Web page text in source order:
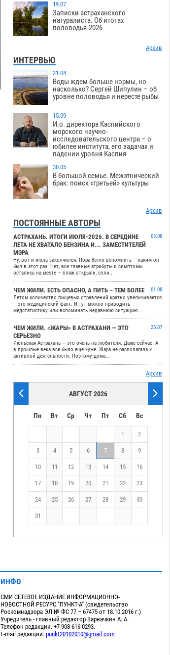
19.07
Записки астраханского
натуралиста. Об итогах
половодья-2026
Архив
ИНТЕРВЬЮ
21.04
Воды ждем больше нормы, но
насколько? Сергей Шипулин – об
уровне половодья и нересте рыбы
15.09
И.о. директора Каспийского
морского научно-
исследовательского центра – о
юбилее института, его задачах и
падении уровня Каспия
30.05
В большой семье. Межэтнический
брак: поиск «третьей» культуры
Архив
ПОСТОЯННЫЕ АВТОРЫ
АСТРАХАНЬ. ИТОГИ ИЮЛЯ-2026. В СЕРЕДИНЕ
ЛЕТА НЕ ХВАТАЛО БЕНЗИНА И… ЗАМЕСТИТЕЛЕЙ
МЭРА
03.08
Ну, вот и июль закончился. Пора бегло вспомнить — каким он
был в этот раз. Нет, все главные атрибуты и симптомы
остались на месте — пляж открыли, спли...
ЧЕМ ЖИЛИ. ЕСТЬ ОПАСНО, А ПИТЬ – ТЕМ БОЛЕЕ
01.08
Летом количество пищевых отравлений кратно увеличивается
– это медицинский факт. И тут можно приводить
медстатистику или вспоминать недавнюю ситуацию ...
ЧЕМ ЖИЛИ. «ЖАРЫ» В АСТРАХАНИ — ЭТО
СЕРЬЕЗНО
25.07
Июльская Астрахань — это очень на любителя. Даже сейчас. А
в прошлые века все было еще хуже. Жара не располагала к
активной деятельности. Поэтому дома...
Архив
АВГУСТ 2026
Пн Вт Ср Чт Пт Сб Вс
1 2
3 4 5 6 7 8 9
10 11 12 13 14 15 16
17 18 19 20 21 22 23
24 25 26 27 28 29 30
31
ИНФО
СМИ СЕТЕВОЕ ИЗДАНИЕ ИНФОРМАЦИОННО-
НОВОСТНОЙ РЕСУРС "ПУНКТ-А" (свидетельство
Роскомнадзора ЭЛ № ФС 77 – 67475 от 18.10.2016 г.)
Учредитель - главный редактор Варначкин А. А.
Телефон редакции. +7-908-616-0293.
E-mail редакции: punkt20102010@gmail.com